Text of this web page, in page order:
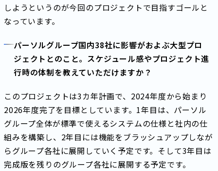
しようというのが今回のプロジェクトで目指すゴールと
なっています。
パーソルグループ国内38社に影響がおよぶ大型プロ
ジェクトとのこと。スケジュール感やプロジェクト進
行時の体制を教えていただけますか？
このプロジェクトは3カ年計画で、2024年度から始まり
2026年度完了を目標としています。1年目は、パーソル
グループ全体が標準で使えるシステムの仕様と社内の仕
組みを構築し、2年目には機能をブラッシュアップしなが
らグループ各社に展開していく予定です。そして3年目は
完成版を残りのグループ各社に展開する予定です。